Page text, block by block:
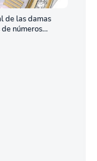
de las damas
números